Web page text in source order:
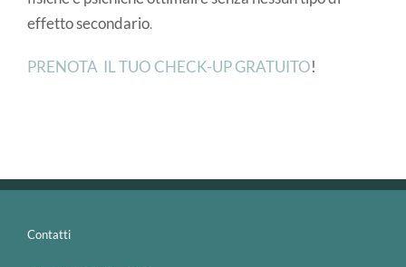
effetto secondario.
PRENOTA IL TUO CHECK-UP GRATUITO!
Contatti